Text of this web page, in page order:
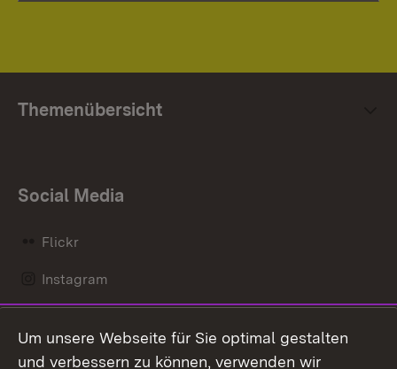
Themenübersicht
Social Media
Flickr
Instagram
Mastodon
Um unsere Webseite für Sie optimal gestalten
und verbessern zu können, verwenden wir